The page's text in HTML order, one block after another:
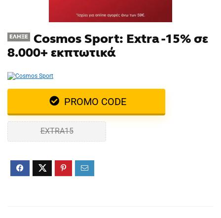
ΈΛΗΞΕ
Cosmos Sport: Extra -15% σε
8.000+ εκπτωτικά
PROMO CODE
EXTRA15